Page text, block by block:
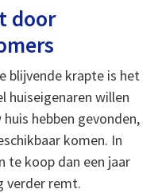
door
blijvende krapte is het
huiseigenaren willen
hebben gevonden,
komen. In
te koop dan een jaar
verder remt.